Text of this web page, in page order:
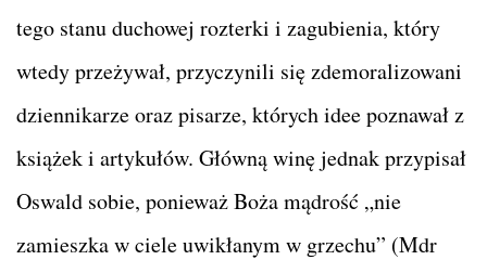
tego stanu duchowej rozterki i zagubienia, który
wtedy przeżywał, przyczynili się zdemoralizowani
dziennikarze oraz pisarze, których idee poznawał z
książek i artykułów. Główną winę jednak przypisał
Oswald sobie, ponieważ Boża mądrość „nie
zamieszka w ciele uwikłanym w grzechu” (Mdr